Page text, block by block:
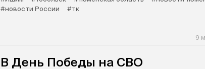
#новости России
#тк
9
В День Победы на СВО